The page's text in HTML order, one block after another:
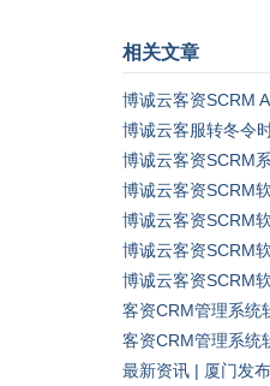
相关文章
博诚云客资SCRM
博诚云客服转冬令
博诚云客资SCRM
博诚云客资SCRM
博诚云客资SCRM
博诚云客资SCRM
博诚云客资SCRM
客资CRM管理系统
客资CRM管理系统
最新资讯 | 厦门发